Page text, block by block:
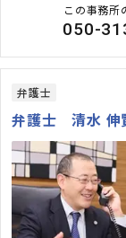
この事務所
050-
弁護士
弁護士 清水 伸